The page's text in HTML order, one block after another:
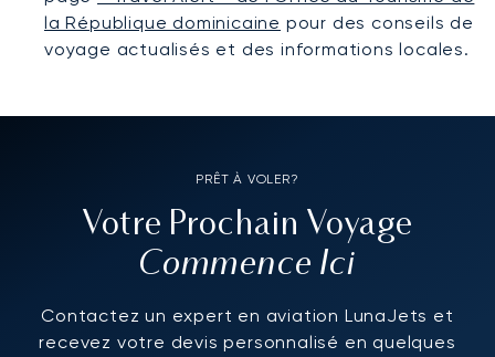
la République dominicaine pour des conseils de
voyage actualisés et des informations locales.
PRÊT À VOLER?
Votre Prochain Voyage
Commence Ici
Contactez un expert en aviation LunaJets et
recevez votre devis personnalisé en quelques